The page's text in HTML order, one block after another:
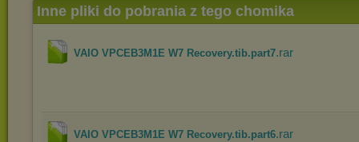
Inne pliki do pobrania z tego chomika
VAIO VPCEB3M1E W7 Recovery.tib.part7.rar
VAIO VPCEB3M1E W7 Recovery.tib.part6.rar